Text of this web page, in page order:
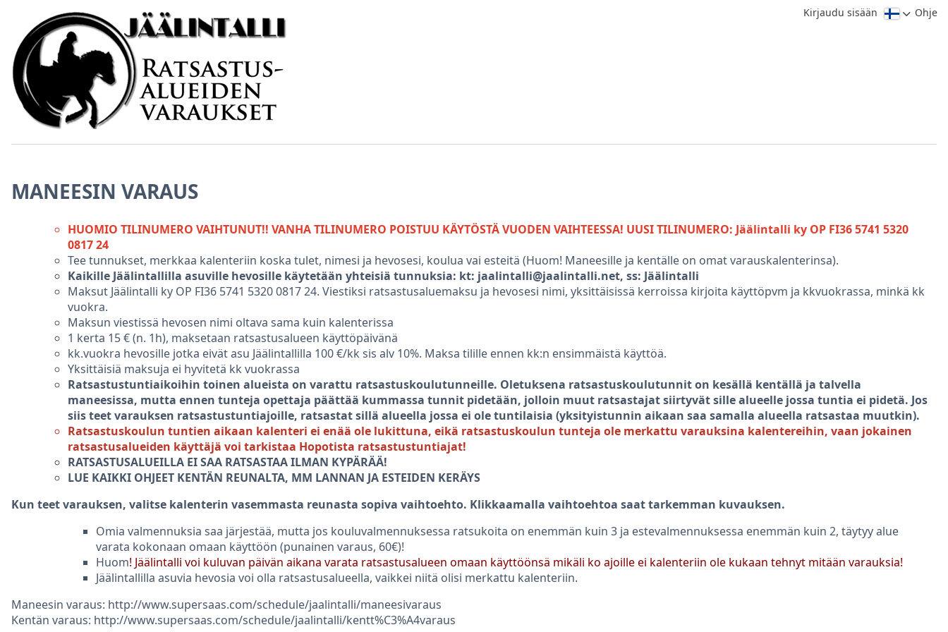
Kirjaudu sisään Ohje
MANEESIN VARAUS
HUOMIO TILINUMERO VAIHTUNUT!! VANHA TILINUMERO POISTUU KÄYTÖSTÄ VUODEN VAIHTEESSA! UUSI TILINUMERO: Jäälintalli ky OP FI36 5741 5320
0817 24
Tee tunnukset, merkkaa kalenteriin koska tulet, nimesi ja hevosesi, koulua vai esteitä (Huom! Maneesille ja kentälle on omat varauskalenterinsa).
Kaikille Jäälintallilla asuville hevosille käytetään yhteisiä tunnuksia: kt: jaalintalli@jaalintalli.net, ss: Jäälintalli
Maksut Jäälintalli ky OP FI36 5741 5320 0817 24. Viestiksi ratsastusaluemaksu ja hevosesi nimi, yksittäisissä kerroissa kirjoita käyttöpvm ja kkvuokrassa, minkä kk
vuokra.
Maksun viestissä hevosen nimi oltava sama kuin kalenterissa
1 kerta 15 € (n. 1h), maksetaan ratsastusalueen käyttöpäivänä
kk.vuokra hevosille jotka eivät asu Jäälintallilla 100 €/kk sis alv 10%. Maksa tilille ennen kk:n ensimmäistä käyttöä.
Yksittäisiä maksuja ei hyvitetä kk vuokrassa
Ratsastustuntiaikoihin toinen alueista on varattu ratsastuskoulutunneille. Oletuksena ratsastuskoulutunnit on kesällä kentällä ja talvella
maneesissa, mutta ennen tunteja opettaja päättää kummassa tunnit pidetään, jolloin muut ratsastajat siirtyvät sille alueelle jossa tuntia ei pidetä. Jos
siis teet varauksen ratsastustuntiajoille, ratsastat sillä alueella jossa ei ole tuntilaisia (yksityistunnin aikaan saa samalla alueella ratsastaa muutkin).
Ratsastuskoulun tuntien aikaan kalenteri ei enää ole lukittuna, eikä ratsastuskoulun tunteja ole merkattu varauksina kalentereihin, vaan jokainen
ratsastusalueiden käyttäjä voi tarkistaa Hopotista ratsastustuntiajat!
RATSASTUSALUEILLA EI SAA RATSASTAA ILMAN KYPÄRÄÄ!
LUE KAIKKI OHJEET KENTÄN REUNALTA, MM LANNAN JA ESTEIDEN KERÄYS
Kun teet varauksen, valitse kalenterin vasemmasta reunasta sopiva vaihtoehto. Klikkaamalla vaihtoehtoa saat tarkemman kuvauksen.
Omia valmennuksia saa järjestää, mutta jos kouluvalmennuksessa ratsukoita on enemmän kuin 3 ja estevalmennuksessa enemmän kuin 2, täytyy alue
varata kokonaan omaan käyttöön (punainen varaus, 60€)!
Huom! Jäälintalli voi kuluvan päivän aikana varata ratsastusalueen omaan käyttöönsä mikäli ko ajoille ei kalenteriin ole kukaan tehnyt mitään varauksia!
Jäälintallilla asuvia hevosia voi olla ratsastusalueella, vaikkei niitä olisi merkattu kalenteriin.
Maneesin varaus: http://www.supersaas.com/schedule/jaalintalli/maneesivaraus
Kentän varaus: http://www.supersaas.com/schedule/jaalintalli/kentt%C3%A4varaus